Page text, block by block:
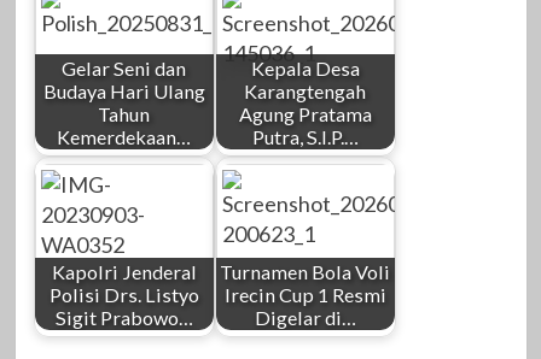
Gelar Seni dan
Budaya Hari Ulang
Tahun
Kemerdekaan…
Kepala Desa
Karangtengah
Agung Pratama
Putra, S.I.P.…
Kapolri Jenderal
Polisi Drs. Listyo
Sigit Prabowo…
Turnamen Bola Voli
Irecin Cup 1 Resmi
Digelar di…